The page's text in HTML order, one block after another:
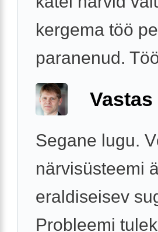
kergema töö
paranenud.
Segane lugu.
närvisüsteemi
eraldiseisev
Probleemi